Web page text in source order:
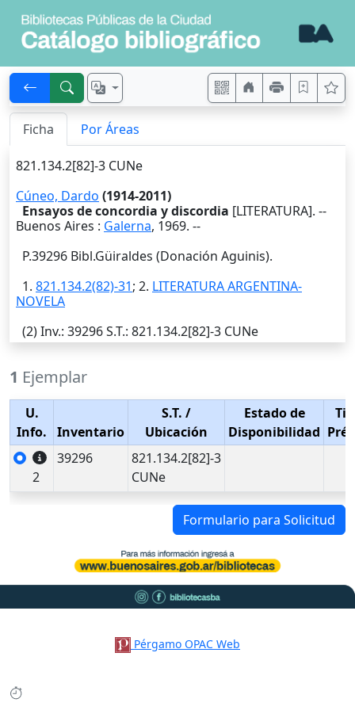
Ficha Por Áreas
821.134.2[82]-3 CUNe
Cúneo, Dardo (1914-2011)
Ensayos de concordia y discordia [LITERATURA]. --
Buenos Aires : Galerna, 1969. --
P.39296 Bibl.Güiraldes (Donación Aguinis).
1. 821.134.2(82)-31; 2. LITERATURA ARGENTINA-
NOVELA
(2)Inv.: 39296S.T.: 821.134.2[82]-3 CUNe
1 Ejemplar
U.
Info.
Inventario
S.T. /
Ubicación
Estado de
Disponibilidad
2
39296
821.134.2[82]-3
CUNe
Formulario para Solicitud
Pérgamo OPAC Web